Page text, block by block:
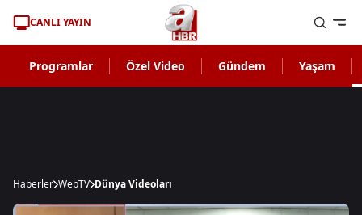
CANLI YAYIN
Programlar Özel Video Gündem Yaşam
Haberler WebTV Dünya Videoları